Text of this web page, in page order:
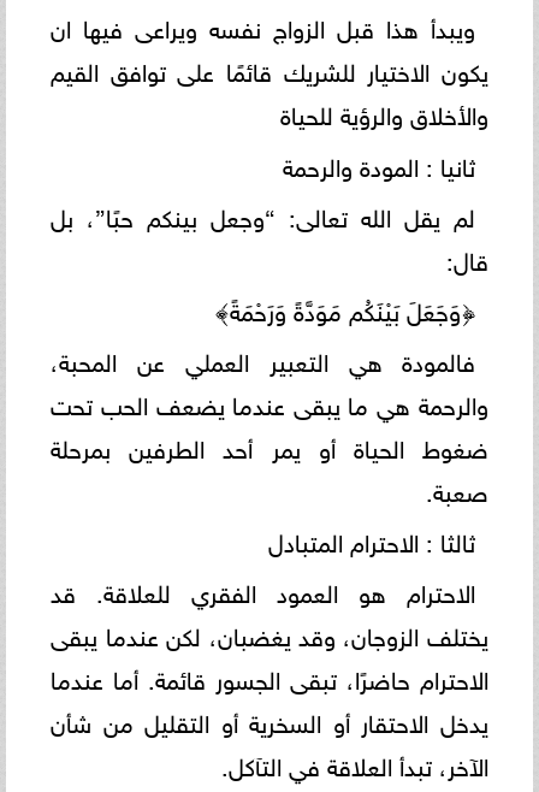
ويبدأ هذا قبل الزواج نفسه ويراعى فيها ان
يكون الاختيار للشريك قائمًا على توافق القيم
والأخلاق والرؤية للحياة
ثانيا : المودة والرحمة
لم يقل الله تعالى: “وجعل بينكم حبًا”، بل
قال:
﴿وَجَعَلَ بَيْنَكُم مَوَدَّةً وَرَحْمَةً﴾
فالمودة هي التعبير العملي عن المحبة،
والرحمة هي ما يبقى عندما يضعف الحب تحت
ضغوط الحياة أو يمر أحد الطرفين بمرحلة
صعبة.
ثالثا : الاحترام المتبادل
الاحترام هو العمود الفقري للعلاقة. قد
يختلف الزوجان، وقد يغضبان، لكن عندما يبقى
الاحترام حاضرًا، تبقى الجسور قائمة. أما عندما
يدخل الاحتقار أو السخرية أو التقليل من شأن
الآخر، تبدأ العلاقة في التآكل.